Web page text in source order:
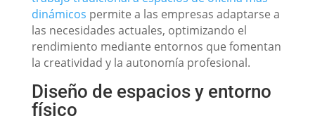
dinámicos permite a las empresas adaptarse a
las necesidades actuales, optimizando el
rendimiento mediante entornos que fomentan
la creatividad y la autonomía profesional.
Diseño de espacios y entorno
físico